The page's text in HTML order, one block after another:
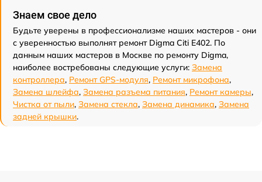
Знаем свое дело
Будьте уверены в профессионализме наших мастеров - они
с уверенностью выполнят ремонт Digma Citi E402. По
данным наших мастеров в Москве по ремонту Digma,
наиболее востребованы следующие услуги: Замена
контроллера, Ремонт GPS-модуля, Ремонт микрофона,
Замена шлейфа, Замена разъема питания, Ремонт камеры,
Чистка от пыли, Замена стекла, Замена динамика, Замена
задней крышки.